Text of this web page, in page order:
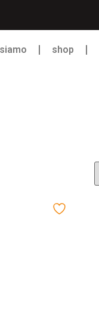
shop